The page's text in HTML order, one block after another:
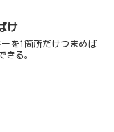
け
を1箇所だけつまめば
きる。